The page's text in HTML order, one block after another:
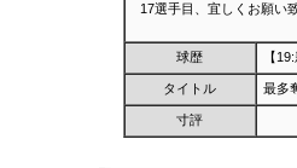
17選手目、宜しくお願
球歴 【
タイトル 最多
寸評